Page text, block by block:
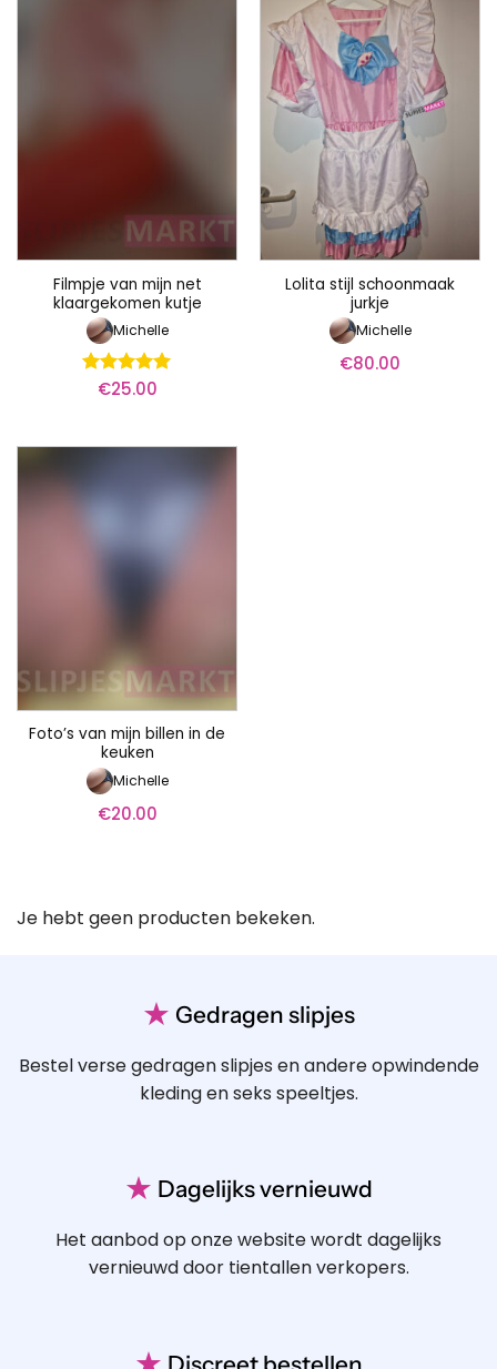
Filmpje van mijn net
klaargekomen kutje
Michelle
Waardering
€25.00
Lolita stijl schoonmaak
jurkje
Michelle
€80.00
Foto’s van mijn billen in de
keuken
Michelle
€20.00
Je hebt geen producten bekeken.
★ Gedragen slipjes
Bestel verse gedragen slipjes en andere opwindende
kleding en seks speeltjes.
★ Dagelijks vernieuwd
Het aanbod op onze website wordt dagelijks
vernieuwd door tientallen verkopers.
Discreet bestellen